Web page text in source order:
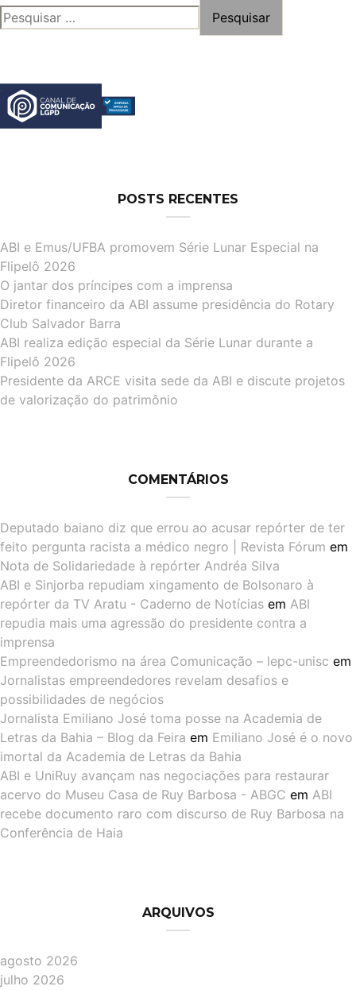
PESQUISAR
POR:
POSTS RECENTES
ABI e Emus/UFBA promovem Série Lunar Especial na
Flipelô 2026
O jantar dos príncipes com a imprensa
Diretor financeiro da ABI assume presidência do Rotary
Club Salvador Barra
ABI realiza edição especial da Série Lunar durante a
Flipelô 2026
Presidente da ARCE visita sede da ABI e discute projetos
de valorização do patrimônio
COMENTÁRIOS
Deputado baiano diz que errou ao acusar repórter de ter
feito pergunta racista a médico negro | Revista Fórum em
Nota de Solidariedade à repórter Andréa Silva
ABI e Sinjorba repudiam xingamento de Bolsonaro à
repórter da TV Aratu - Caderno de Notícias em ABI
repudia mais uma agressão do presidente contra a
imprensa
Empreendedorismo na área Comunicação – lepc-unisc em
Jornalistas empreendedores revelam desafios e
possibilidades de negócios
Jornalista Emiliano José toma posse na Academia de
Letras da Bahia – Blog da Feira em Emiliano José é o novo
imortal da Academia de Letras da Bahia
ABI e UniRuy avançam nas negociações para restaurar
acervo do Museu Casa de Ruy Barbosa - ABGC em ABI
recebe documento raro com discurso de Ruy Barbosa na
Conferência de Haia
ARQUIVOS
agosto 2026
julho 2026